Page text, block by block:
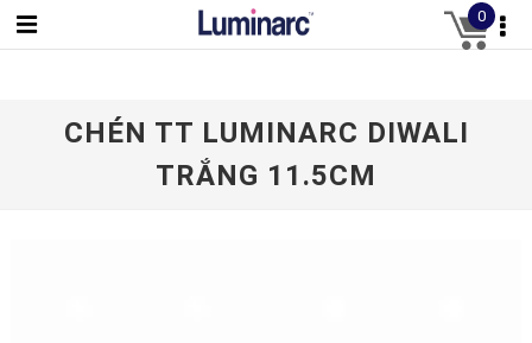
0
CHÉN TT LUMINARC DIWALI
TRẮNG 11.5CM